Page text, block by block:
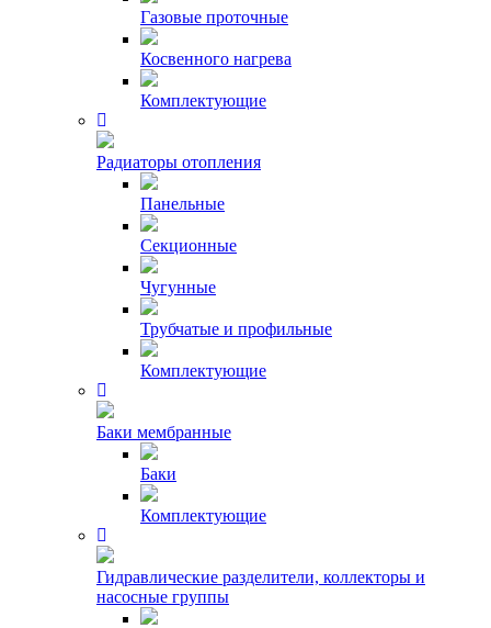
Газовые проточные
Косвенного нагрева
Комплектующие
Радиаторы отопления
Панельные
Секционные
Чугунные
Трубчатые и профильные
Комплектующие
Баки мембранные
Баки
Комплектующие
Гидравлические разделители, коллекторы и
насосные группы